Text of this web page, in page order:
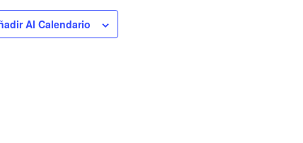
Al Calendario